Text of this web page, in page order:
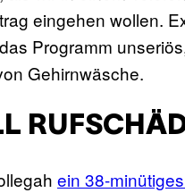
eingehen wollen.
Programm
Gehirnwäsche.
ein 38-